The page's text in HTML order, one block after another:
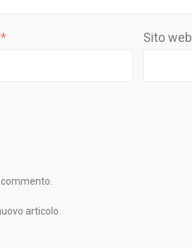
* Sito web
articolo.